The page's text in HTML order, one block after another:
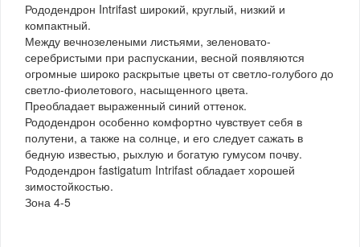
Рододендрон Intrifast широкий, круглый, низкий и
компактный.
Между вечнозелеными листьями, зеленовато-
серебристыми при распускании, весной появляются
огромные широко раскрытые цветы от светло-голубого до
светло-фиолетового, насыщенного цвета.
Преобладает выраженный синий оттенок.
Рододендрон особенно комфортно чувствует себя в
полутени, а также на солнце, и его следует сажать в
бедную известью, рыхлую и богатую гумусом почву.
Рододендрон fastigatum Intrifast обладает хорошей
зимостойкостью.
Зона 4-5